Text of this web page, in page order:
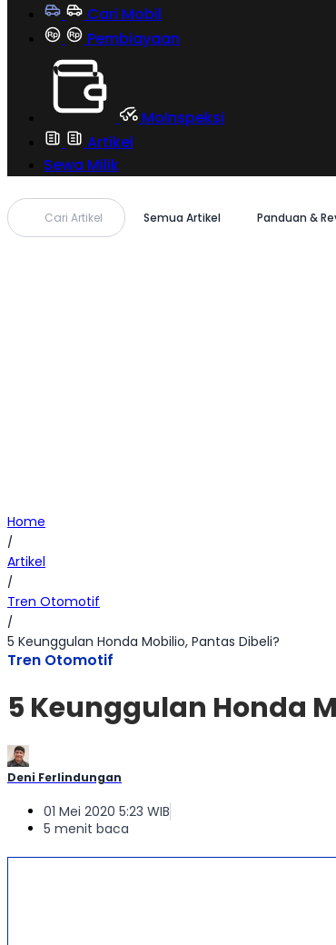
Cari Mobil
Pembiayaan
MoInspeksi
Artikel
Sewa Milik
Cari Artikel Semua Artikel Panduan &
Home
/
Artikel
/
Tren Otomotif
/
5 Keunggulan Honda Mobilio, Pantas Dibeli?
Tren Otomotif
5 Keunggulan Honda
Deni Ferlindungan
01 Mei 2020 5:23 WIB
5 menit baca